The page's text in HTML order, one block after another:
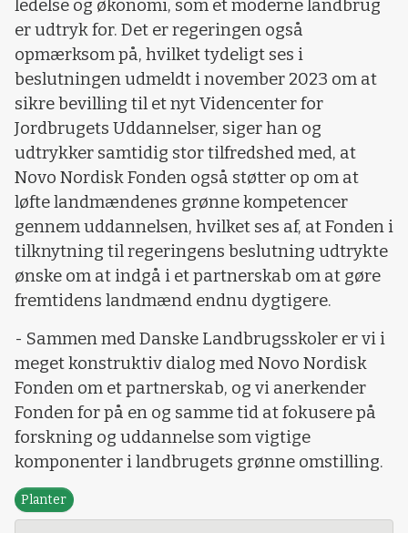
ledelse og økonomi, som et moderne landbrug
er udtryk for. Det er regeringen også
opmærksom på, hvilket tydeligt ses i
beslutningen udmeldt i november 2023 om at
sikre bevilling til et nyt Videncenter for
Jordbrugets Uddannelser, siger han og
udtrykker samtidig stor tilfredshed med, at
Novo Nordisk Fonden også støtter op om at
løfte landmændenes grønne kompetencer
gennem uddannelsen, hvilket ses af, at Fonden i
tilknytning til regeringens beslutning udtrykte
ønske om at indgå i et partnerskab om at gøre
fremtidens landmænd endnu dygtigere.
- Sammen med Danske Landbrugsskoler er vi i
meget konstruktiv dialog med Novo Nordisk
Fonden om et partnerskab, og vi anerkender
Fonden for på en og samme tid at fokusere på
forskning og uddannelse som vigtige
komponenter i landbrugets grønne omstilling.
Planter